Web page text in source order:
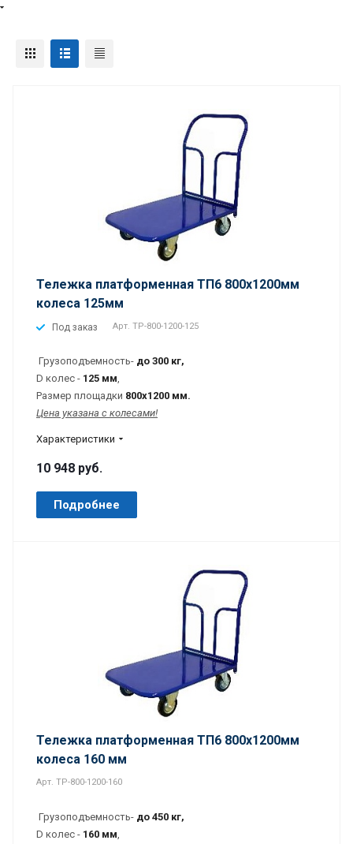
Тележка платформенная ТП6 800х1200мм
колеса 125мм
Под заказ Арт. TP-800-1200-125
Грузоподъемность- до 300 кг,
D колес - 125 мм
Размер площадки 800х1200 мм.
Цена указана с колесами!
Характеристики
10 948 руб.
Подробнее
Тележка платформенная ТП6 800х1200мм
колеса 160 мм
Арт. TP-800-1200-160
Грузоподъемность- до 450 кг,
D колес - 160 мм